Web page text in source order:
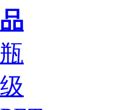
品
瓶
级